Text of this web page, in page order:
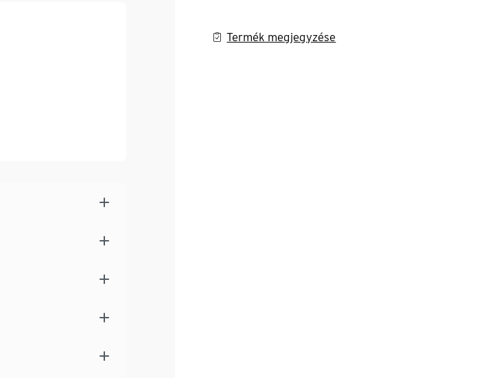
Termék megjegyzése